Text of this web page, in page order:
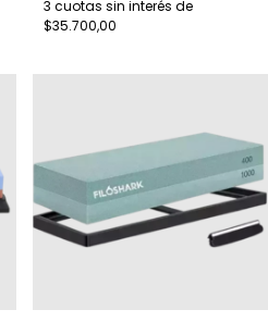
3 cuotas sin interés de
$35.700,00